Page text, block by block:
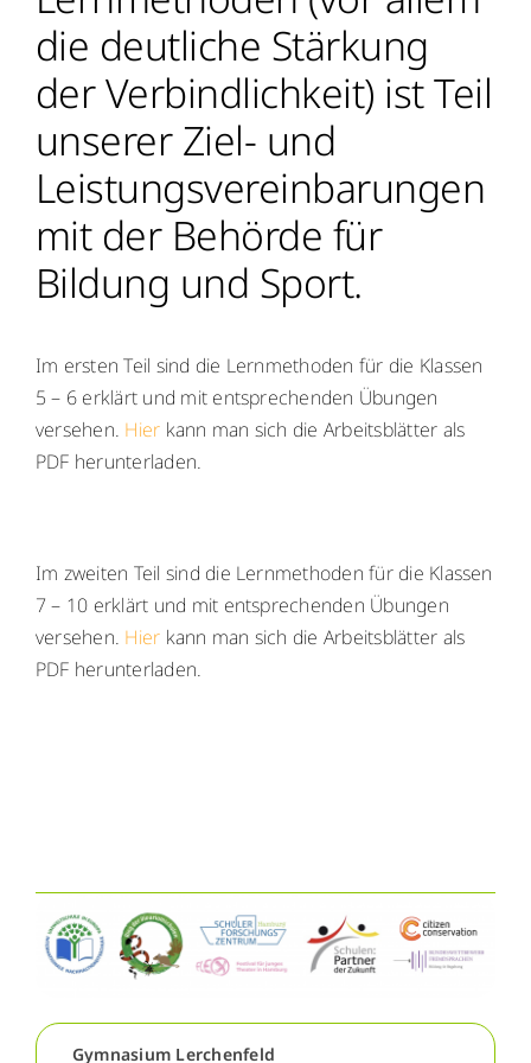
Menschen
Besonderheiten
Schulleben
Krankmeldung
Schuldock Schuldock
die deutliche Stärkung
der Verbindlichkeit) ist Teil
unserer Ziel- und
Leistungsvereinbarungen
mit der Behörde für
Bildung und Sport.
Im ersten Teil sind die Lernmethoden für die Klassen
5 – 6 erklärt und mit entsprechenden Übungen
versehen. Hier kann man sich die Arbeitsblätter als
PDF herunterladen.
Im zweiten Teil sind die Lernmethoden für die Klassen
7 – 10 erklärt und mit entsprechenden Übungen
versehen. Hier kann man sich die Arbeitsblätter als
PDF herunterladen.
Gymnasium Lerchenfeld